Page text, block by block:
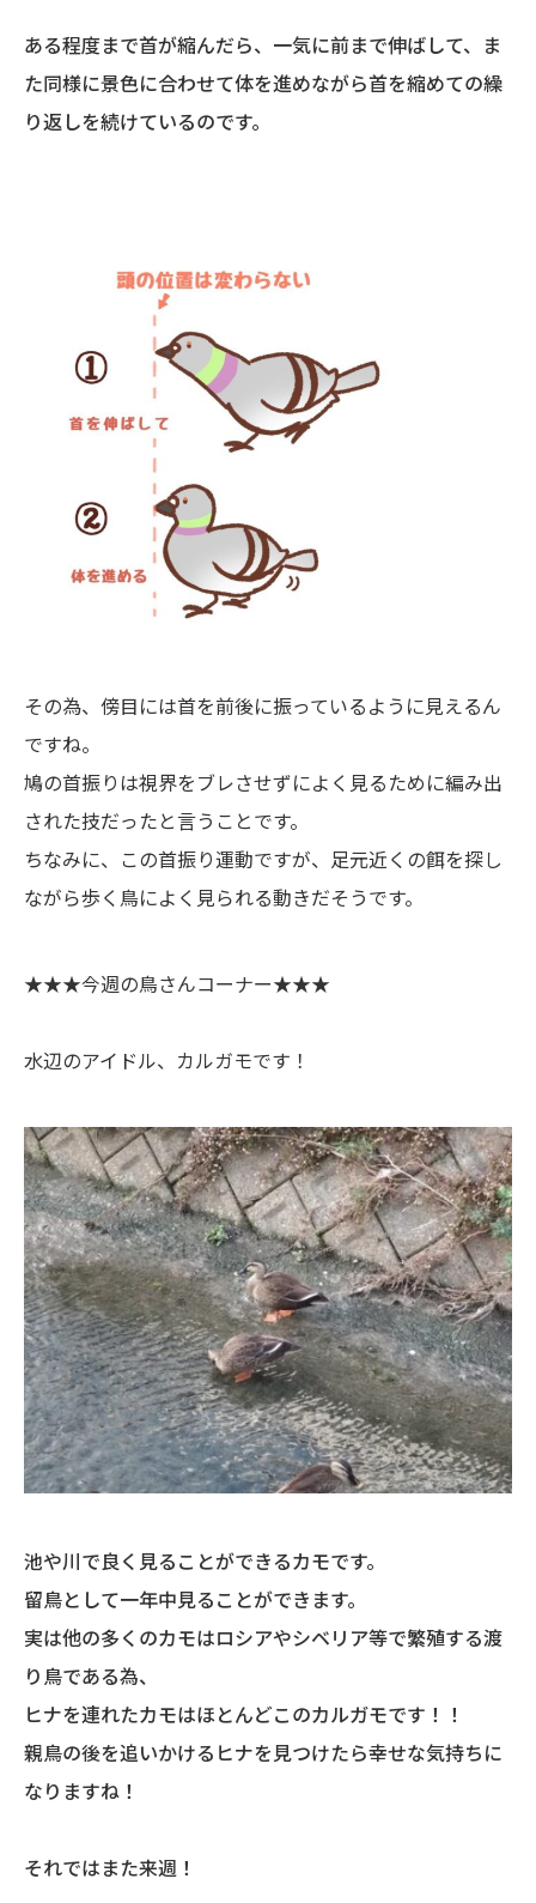
ある程度まで首が縮んだら、一気に前まで伸ばして、ま
た同様に景色に合わせて体を進めながら首を縮めての繰
り返しを続けているのです。
その為、傍目には首を前後に振っているように見えるん
ですね。
鳩の首振りは視界をブレさせずによく見るために編み出
された技だったと言うことです。
ちなみに、この首振り運動ですが、足元近くの餌を探し
ながら歩く鳥によく見られる動きだそうです。
★★★今週の鳥さんコーナー★★★
水辺のアイドル、カルガモです！
池や川で良く見ることができるカモです。
留鳥として一年中見ることができます。
実は他の多くのカモはロシアやシベリア等で繁殖する渡
り鳥である為、
ヒナを連れたカモはほとんどこのカルガモです！！
親鳥の後を追いかけるヒナを見つけたら幸せな気持ちに
なりますね！
それではまた来週！